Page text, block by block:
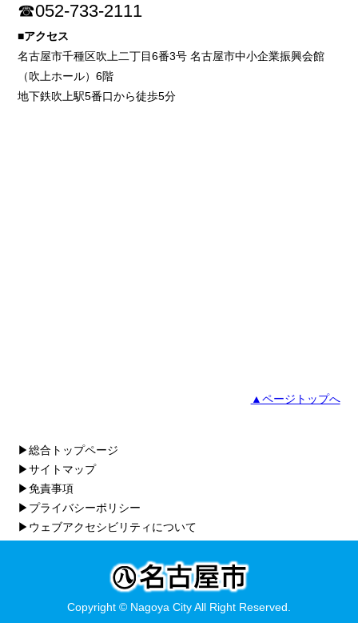
☎052-733-2111
■アクセス
名古屋市千種区吹上二丁目6番3号 名古屋市中小企業振興会館
（吹上ホール）6階
地下鉄吹上駅5番口から徒歩5分
▲ページトップへ
▶総合トップページ
▶サイトマップ
▶免責事項
▶プライバシーポリシー
▶ウェブアクセシビリティについて
Copyright © Nagoya City All Right Reserved.